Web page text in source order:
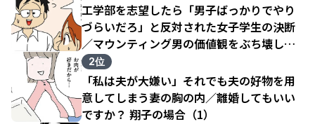
工学部を志望したら「男子ばっかりでやり
づらいだろ」と反対された女子学生の決断
／マウンティング男の価値観をぶち壊した
結果（1）
2位
「私は夫が大嫌い」それでも夫の好物を用
意してしまう妻の胸の内／離婚してもいい
ですか？ 翔子の場合（1）